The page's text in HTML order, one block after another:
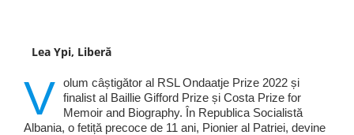
Lea Ypi, Liberă
V olum câștigător al RSL Ondaatje Prize 2022 și
finalist al Baillie Gifford Prize și Costa Prize for
Memoir and Biography. În Republica Socialistă
Albania, o fetiță precoce de 11 ani, Pionier al Patriei, devine